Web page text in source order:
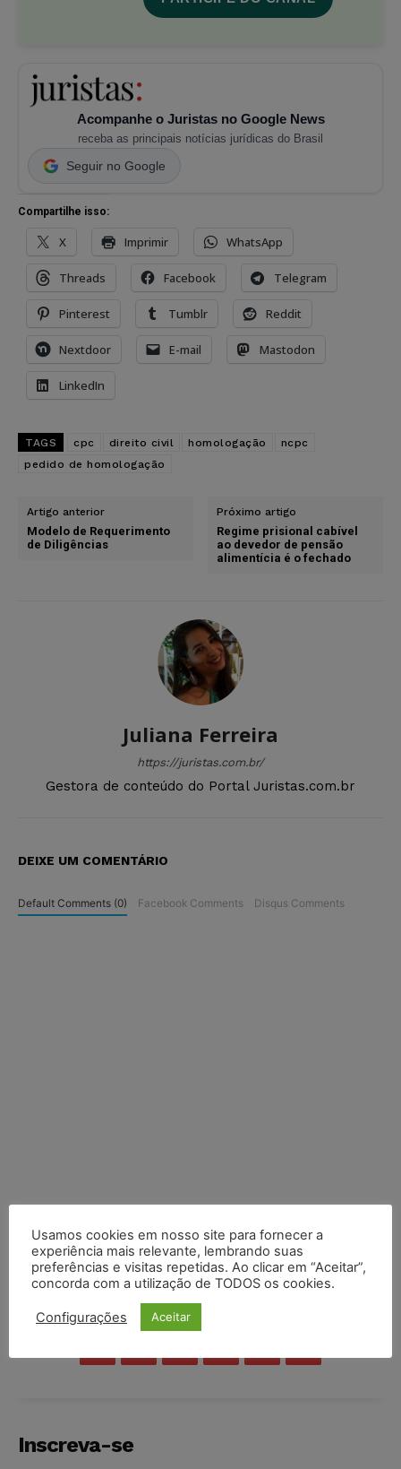
Acompanhe o Juristas no Google News
receba as principais notícias jurídicas do Brasil
Seguir no Google
Compartilhe isso:
X Imprimir WhatsApp
Threads Facebook Telegram
Pinterest Tumblr Reddit
Nextdoor E-mail Mastodon
LinkedIn
TAGS cpc direito civil homologação
ncpc
pedido de homologação
Artigo anterior
Modelo de Requerimento
de Diligências
Próximo artigo
Regime prisional cabível
ao devedor de pensão
alimentícia é o fechado
Juliana Ferreira
https://juristas.com.br/
Gestora de conteúdo do Portal Juristas.com.br
DEIXE UM COMENTÁRIO
Default Comments (0) Facebook Comments Disqus Comments
COMPARTILHE
Inscreva-se
Usamos cookies em nosso site para fornecer a
experiência mais relevante, lembrando suas
preferências e visitas repetidas. Ao clicar em “Aceitar”,
concorda com a utilização de TODOS os cookies.
Configurações Aceitar